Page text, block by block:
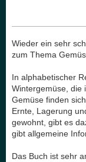
Wieder ein sehr
zum Thema
In alphabetischer
Wintergemüse, die
Gemüse finden
Ernte, Lagerung
gewohnt, gibt es
gibt allgemeine
Das Buch ist sehr